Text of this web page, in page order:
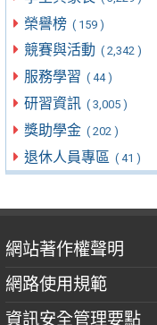
榮譽榜 ( 159 )
競賽與活動 ( 2,342 )
服務學習 ( 44 )
研習資訊 ( 3,005 )
獎助學金 ( 202 )
退休人員專區 ( 41 )
網站著作權聲明
網路使用規範
資訊安全管理要點